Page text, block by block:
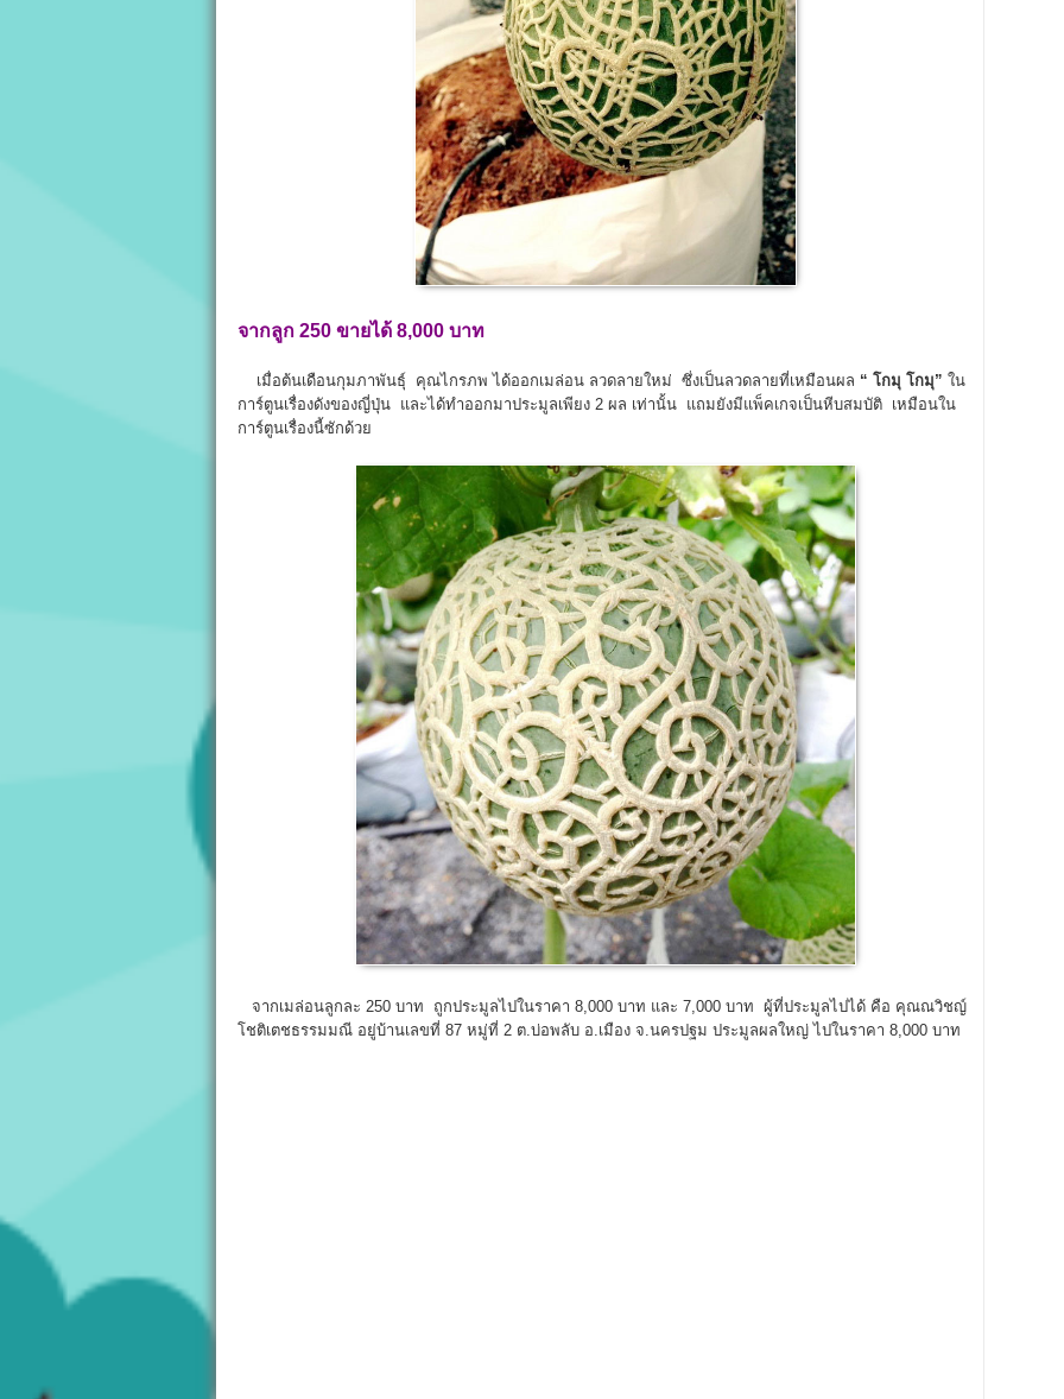
จากลูก 250 ขายได้ 8,000 บาท
เมื่อต้นเดือนกุมภาพันธุ์ คุณไกรภพ ได้ออกเมล่อน ลวดลายใหม่ ซึ่งเป็นลวดลายที่เหมือนผล “ โกมุ โกมุ” ใน
การ์ตูนเรื่องดังของญี่ปุ่น และได้ทำออกมาประมูลเพียง 2 ผล เท่านั้น แถมยังมีแพ็คเกจเป็นหีบสมบัติ เหมือนใน
การ์ตูนเรื่องนี้ซักด้วย
จากเมล่อนลูกละ 250 บาท ถูกประมูลไปในราคา 8,000 บาท และ 7,000 บาท ผู้ที่ประมูลไปได้ คือ คุณณวิชญ์
โชติเตชธรรมมณี อยู่บ้านเลขที่ 87 หมู่ที่ 2 ต.บ่อพลับ อ.เมือง จ.นครปฐม ประมูลผลใหญ่ ไปในราคา 8,000 บาท